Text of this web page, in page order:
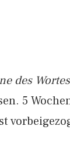
des
5